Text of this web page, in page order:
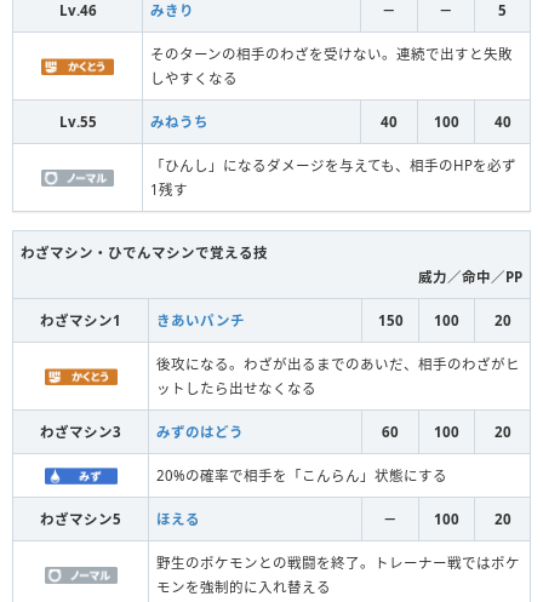
Lv.46 みきり － － 5
そのターンの相手のわざを受けない。連続で出すと失敗
しやすくなる
Lv.55 みねうち 40 100 40
「ひんし」になるダメージを与えても、相手のHPを必ず
1残す
わざマシン・ひでんマシンで覚える技
威力／命中／PP
わざマシン1 きあいパンチ 150 100 20
後攻になる。わざが出るまでのあいだ、相手のわざがヒ
ットしたら出せなくなる
わざマシン3 みずのはどう 60 100 20
20%の確率で相手を「こんらん」状態にする
わざマシン5 ほえる － 100 20
野生のポケモンとの戦闘を終了。トレーナー戦ではポケ
モンを強制的に入れ替える